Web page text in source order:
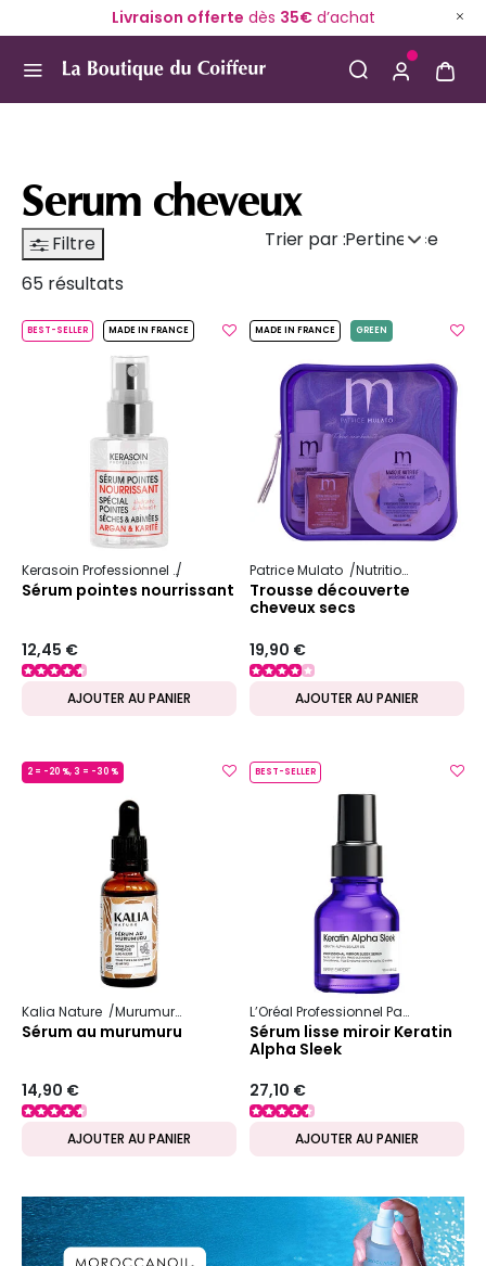
Livraison offerte dès 35€d’achat
Serum cheveux
Trier par :Pertinence
Filtre
65 résultats
BEST-SELLER MADE IN FRANCE
Kerasoin Professionnel Shampooing et soin capillaire Nutrition et
Sérum pointes nourrissant
12,45 €
AJOUTER AU PANIER
MADE IN FRANCE GREEN
Patrice Mulato Nutrition
Trousse découverte
cheveux secs
19,90 €
AJOUTER AU PANIER
2 = -20 %, 3 = -30 %
Kalia Nature Murumuru
Sérum au murumuru
14,90 €
AJOUTER AU PANIER
BEST-SELLER
L’Oréal Professionnel Paris
Sérum lisse miroir Keratin
Alpha Sleek
27,10 €
AJOUTER AU PANIER